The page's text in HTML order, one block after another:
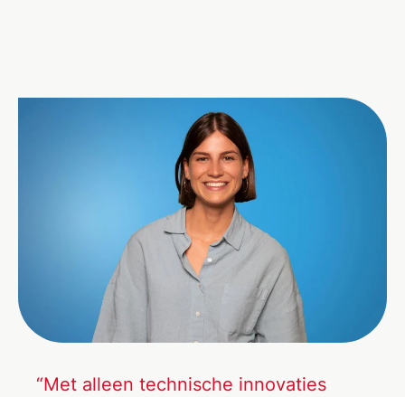
“Met alleen technische innovaties